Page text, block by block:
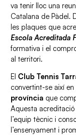
va tenir lloc una
Catalana de Pàdel.
les plaques que
Escola Acreditada
formativa i el
al territori.
El Club Tennis
convertint-se així en
província que
Aquesta
l’equip tècnic i
l’ensenyament i